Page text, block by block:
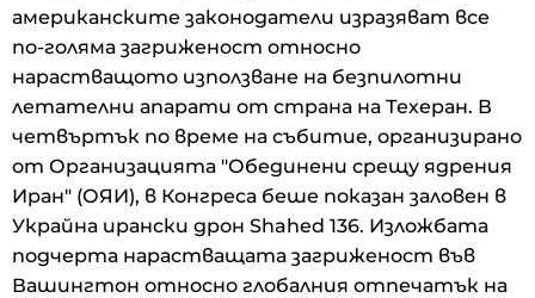
американските законодатели изразяват все
по-голяма загриженост относно
нарастващото използване на безпилотни
летателни апарати от страна на Техеран. В
четвъртък по време на събитие, организирано
от Организацията "Обединени срещу ядрения
Иран" (ОЯИ), в Конгреса беше показан заловен в
Украйна ирански дрон Shahed 136. Изложбата
подчерта нарастващата загриженост във
Вашингтон относно глобалния отпечатък на